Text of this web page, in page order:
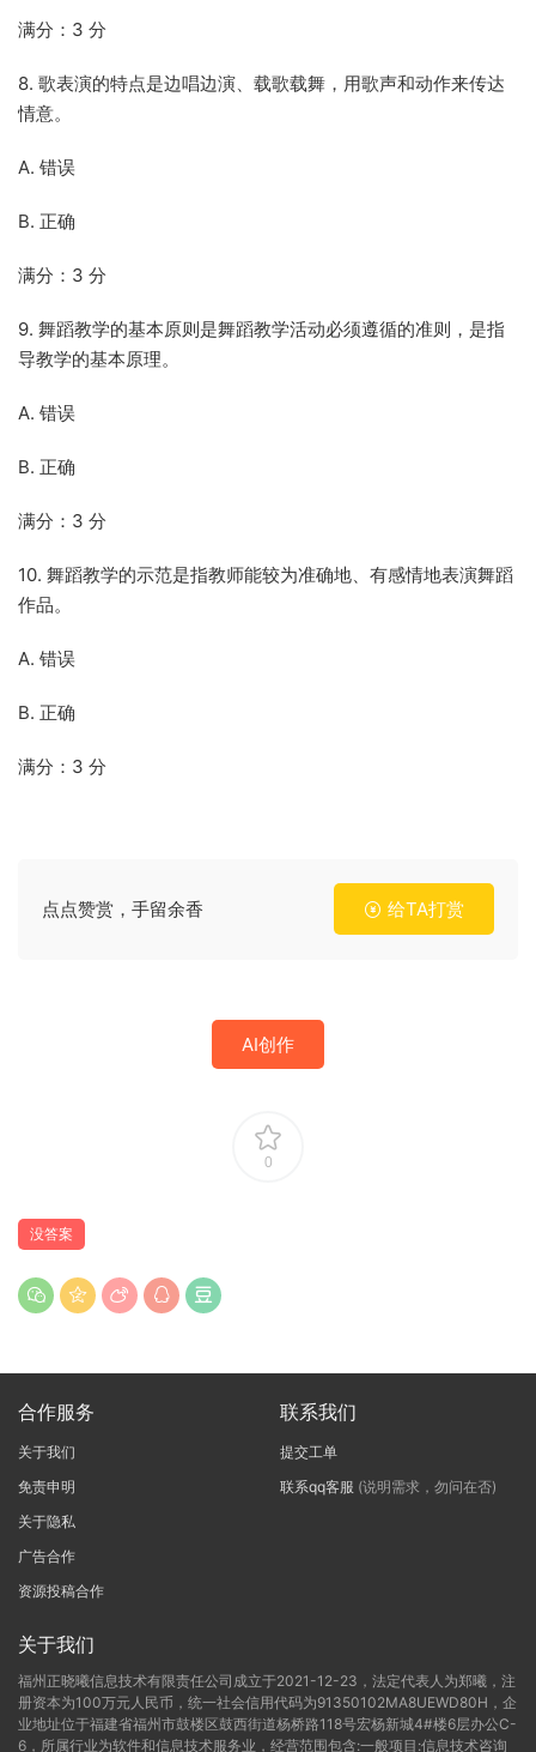
满分：3 分
8. 歌表演的特点是边唱边演、载歌载舞，用歌声和动作来传达
情意。
A. 错误
B. 正确
满分：3 分
9. 舞蹈教学的基本原则是舞蹈教学活动必须遵循的准则，是指
导教学的基本原理。
A. 错误
B. 正确
满分：3 分
10. 舞蹈教学的示范是指教师能较为准确地、有感情地表演舞蹈
作品。
A. 错误
B. 正确
满分：3 分
点点赞赏，手留余香 给TA打赏
AI创作
0
没答案
合作服务
关于我们
免责申明
关于隐私
广告合作
资源投稿合作
联系我们
提交工单
联系qq客服 (说明需求，勿问在否)
关于我们
福州正晓曦信息技术有限责任公司成立于2021-12-23，法定代表人为郑曦，注
册资本为100万元人民币，统一社会信用代码为91350102MA8UEWD80H，企
业地址位于福建省福州市鼓楼区鼓西街道杨桥路118号宏杨新城4#楼6层办公C-
6，所属行业为软件和信息技术服务业，经营范围包含:一般项目:信息技术咨询